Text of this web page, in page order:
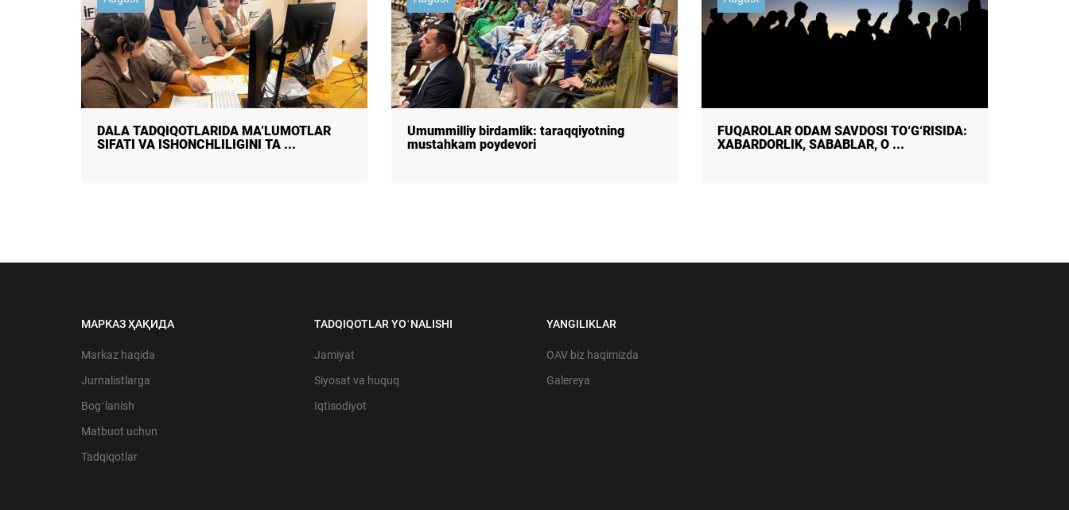
DALA TADQIQOTLARIDA MA’LUMOTLAR
SIFATI VA ISHONCHLILIGINI TA ...
Umummilliy birdamlik: taraqqiyotning
mustahkam poydevori
FUQAROLAR ODAM SAVDOSI TO‘G‘RISIDA:
XABARDORLIK, SABABLAR, O ...
МАРКАЗ ҲАҚИДА
Markaz haqida
Jurnalistlarga
Bogʻlanish
Matbuot uchun
Tadqiqotlar
TADQIQOTLAR YOʻNALISHI
Jamiyat
Siyosat va huquq
Iqtisodiyot
YANGILIKLAR
OAV biz haqimizda
Galereya